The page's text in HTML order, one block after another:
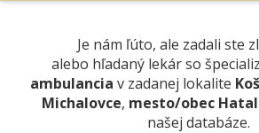
Je nám ľúto, ale zadali ste
alebo hľadaný lekár so
ambulancia v zadanej lokalite
Michalovce, mesto/obec
našej databáze.